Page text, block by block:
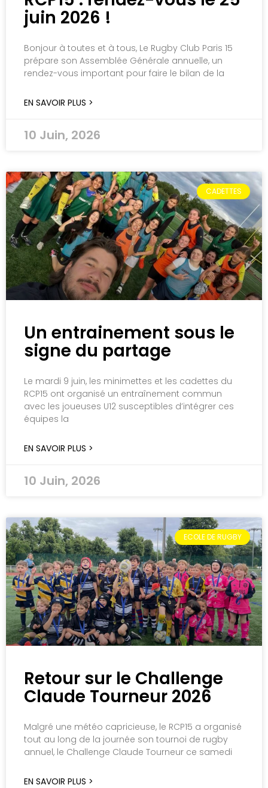
juin 2026 !
Bonjour à toutes et à tous, Le Rugby Club Paris 15
prépare son Assemblée Générale annuelle, un
rendez-vous important pour faire le bilan de la
EN SAVOIR PLUS >
10 Juin, 2026
CADETTES
Un entrainement sous le
signe du partage
Le mardi 9 juin, les minimettes et les cadettes du
RCP15 ont organisé un entraînement commun
avec les joueuses U12 susceptibles d’intégrer ces
équipes la
EN SAVOIR PLUS >
10 Juin, 2026
ECOLE DE RUGBY
Retour sur le Challenge
Claude Tourneur 2026
Malgré une météo capricieuse, le RCP15 a organisé
tout au long de la journée son tournoi de rugby
annuel, le Challenge Claude Tourneur ce samedi
EN SAVOIR PLUS >